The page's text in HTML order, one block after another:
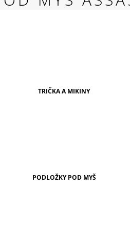
TRIČKA A MIKINY
PODLOŽKY POD MYŠ